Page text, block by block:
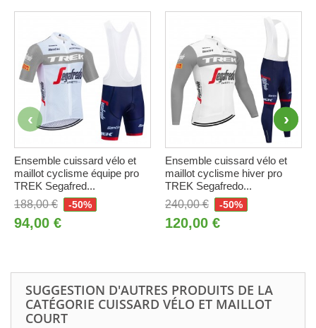
Ensemble cuissard vélo et
maillot cyclisme équipe pro
TREK Segafred...
188,00 €
-50%
94,00 €
Ensemble cuissard vélo et
maillot cyclisme hiver pro
TREK Segafredo...
240,00 €
-50%
120,00 €
SUGGESTION D'AUTRES PRODUITS DE LA
CATÉGORIE CUISSARD VÉLO ET MAILLOT
COURT